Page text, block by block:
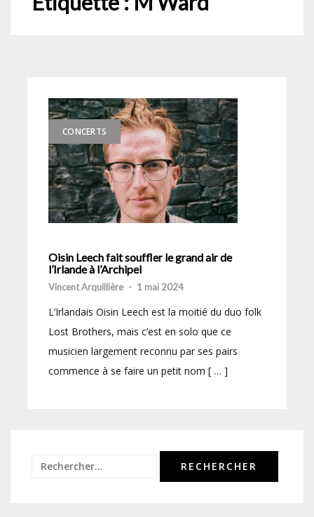
CONCERTS
Oisin Leech fait souffler le grand air de
l’Irlande à l’Archipel
Vincent Arquillière - 1 mai 2024
L’Irlandais Oisin Leech est la moitié du duo folk
Lost Brothers, mais c’est en solo que ce
musicien largement reconnu par ses pairs
commence à se faire un petit nom [ … ]
Rechercher :